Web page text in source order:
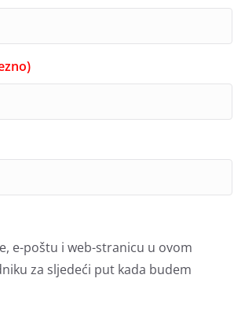
e-poštu i web-stranicu u ovom
za sljedeći put kada budem